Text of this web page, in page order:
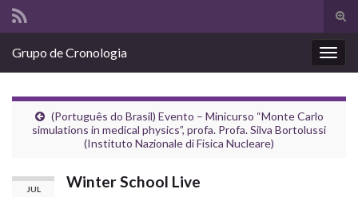
Search for:
Grupo de Cronologia
(Português do Brasil) Evento – Minicurso “Monte Carlo
simulations in medical physics”, profa. Profa. Silva Bortolussi
(Instituto Nazionale di Fisica Nucleare)
JUL Winter School Live